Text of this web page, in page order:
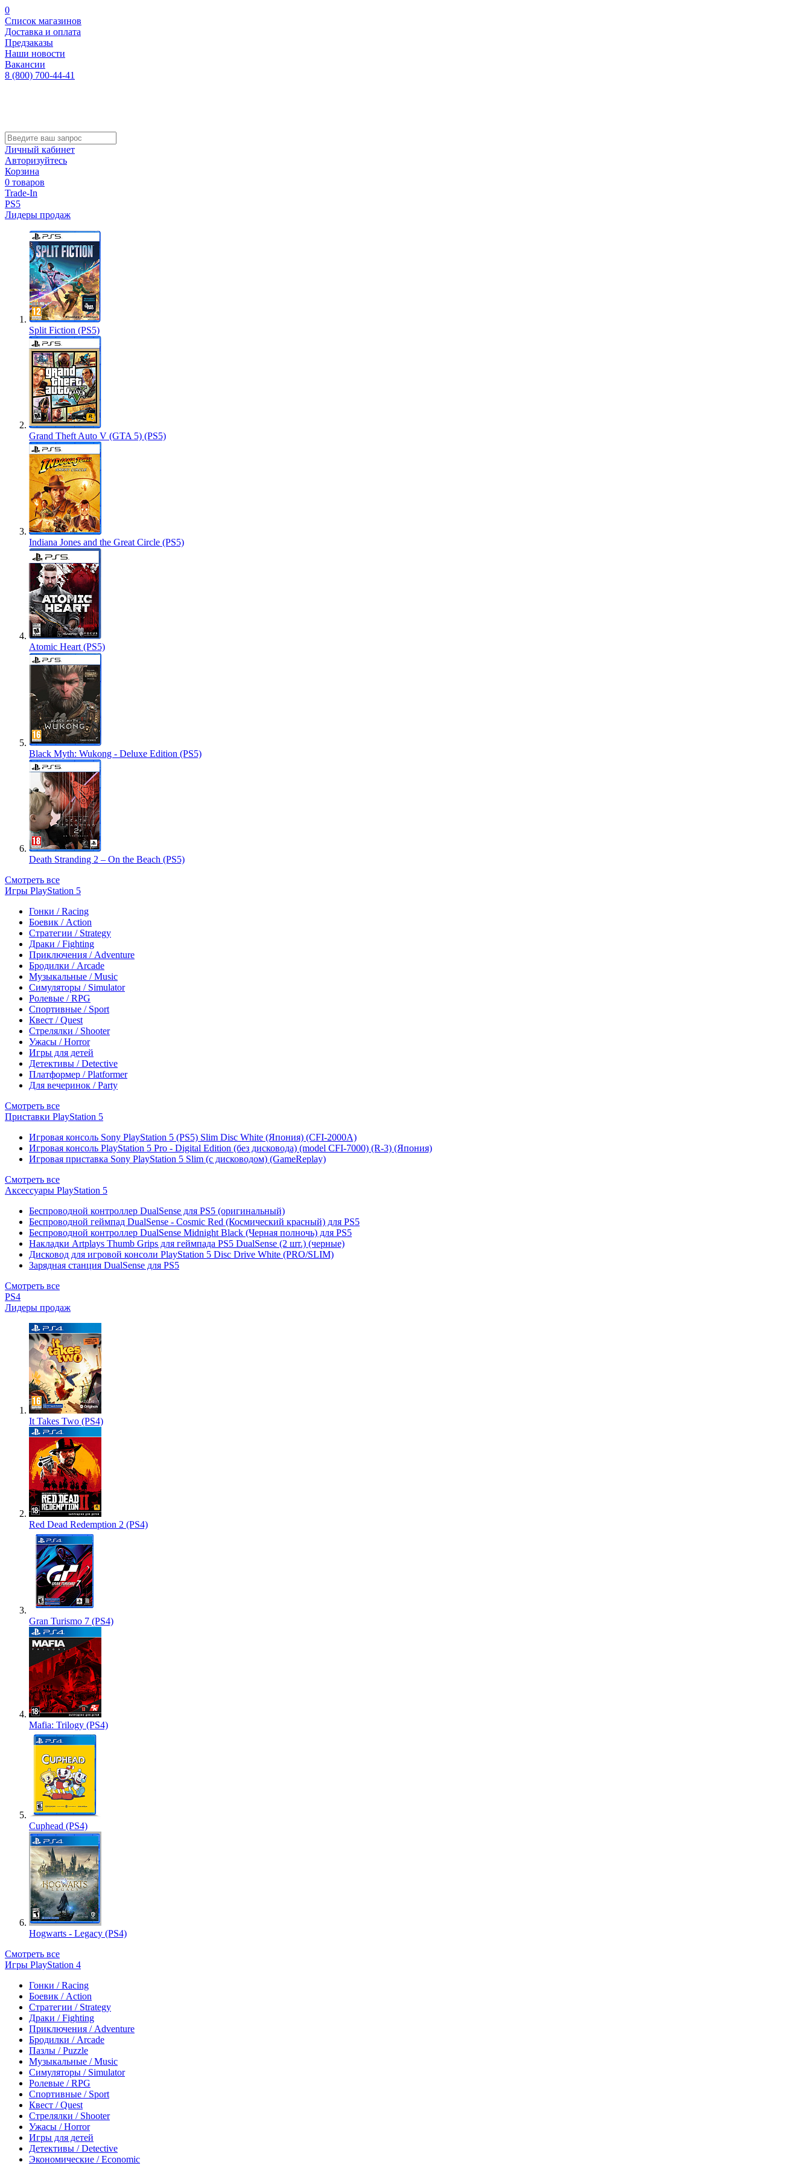
0
Список магазинов
Доставка и оплата
Предзаказы
Наши новости
Вакансии
8 (800) 700-44-41
Личный кабинет
Авторизуйтесь
Корзина
0 товаров
Trade-In
PS5
Лидеры продаж
Split Fiction (PS5)
Grand Theft Auto V (GTA 5) (PS5)
Indiana Jones and the Great Circle (PS5)
Atomic Heart (PS5)
Black Myth: Wukong - Deluxe Edition (PS5)
Death Stranding 2 – On the Beach (PS5)
Смотреть все
Игры PlayStation 5
Гонки / Racing
Боевик / Action
Стратегии / Strategy
Драки / Fighting
Приключения / Adventure
Бродилки / Arcade
Музыкальные / Music
Симуляторы / Simulator
Ролевые / RPG
Спортивные / Sport
Квест / Quest
Стрелялки / Shooter
Ужасы / Horror
Игры для детей
Детективы / Detective
Платформер / Platformer
Для вечеринок / Party
Смотреть все
Приставки PlayStation 5
Игровая консоль Sony PlayStation 5 (PS5) Slim Disc White (Япония) (CFI-2000A)
Игровая консоль PlayStation 5 Pro - Digital Edition (без дисковода) (model CFI-7000) (R-3) (Япония)
Игровая приставка Sony PlayStation 5 Slim (с дисководом) (GameReplay)
Смотреть все
Аксессуары PlayStation 5
Беспроводной контроллер DualSense для PS5 (оригинальный)
Беспроводной геймпад DualSense - Cosmic Red (Космический красный) для PS5
Беспроводной контроллер DualSense Midnight Black (Черная полночь) для PS5
Накладки Artplays Thumb Grips для геймпада PS5 DualSense (2 шт.) (черные)
Дисковод для игровой консоли PlayStation 5 Disc Drive White (PRO/SLIM)
Зарядная станция DualSense для PS5
Смотреть все
PS4
Лидеры продаж
It Takes Two (PS4)
Red Dead Redemption 2 (PS4)
Gran Turismo 7 (PS4)
Mafia: Trilogy (PS4)
Cuphead (PS4)
Hogwarts - Legacy (PS4)
Смотреть все
Игры PlayStation 4
Гонки / Racing
Боевик / Action
Стратегии / Strategy
Драки / Fighting
Приключения / Adventure
Бродилки / Arcade
Пазлы / Puzzle
Музыкальные / Music
Симуляторы / Simulator
Ролевые / RPG
Спортивные / Sport
Квест / Quest
Стрелялки / Shooter
Ужасы / Horror
Игры для детей
Детективы / Detective
Экономические / Economic